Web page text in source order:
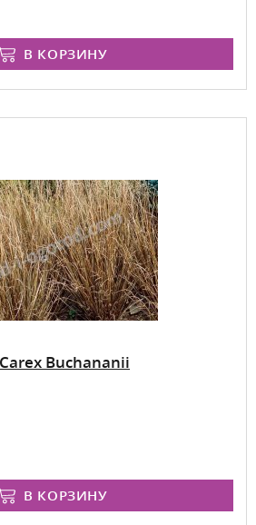
В КОРЗИНУ
Buchananii
В КОРЗИНУ